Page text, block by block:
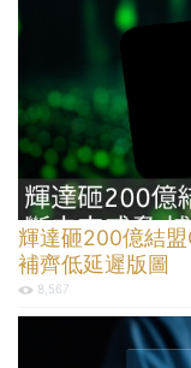
輝達砸200億結
補齊低延遲版圖
8,567